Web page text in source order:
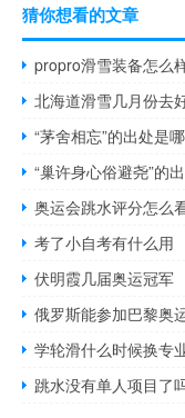
猜你想看的文章
propro滑雪装备怎么
北海道滑雪几月份去
“茅舍相忘”的出处是
“巢许身心俗避尧”的
奥运会跳水评分怎么
考了小自考有什么用
伏明霞几届奥运冠军
俄罗斯能参加巴黎奥
学轮滑什么时候换专
跳水没有单人项目了